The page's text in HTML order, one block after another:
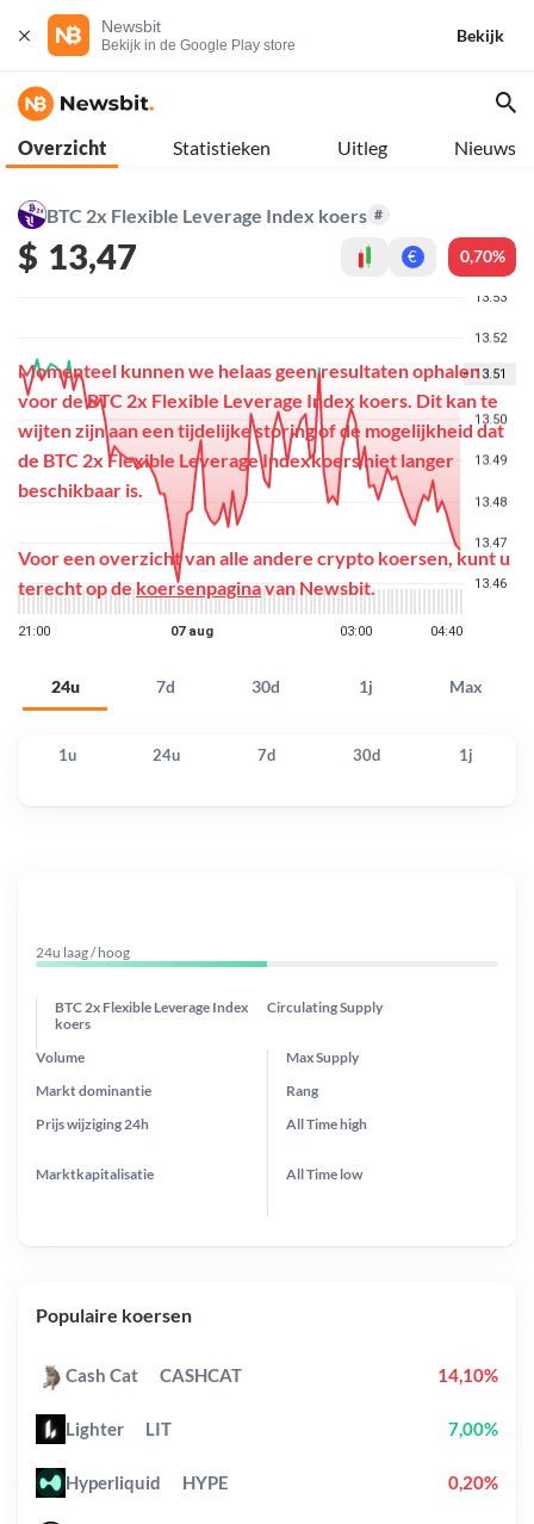
Newsbit
Bekijk in de Google Play store
Bekijk
Overzicht Statistieken Uitleg Nieuws
BTC 2x Flexible Leverage Index koers #
$ 13,47 € 0,70%
24u 7d 30d 1j Max
Momenteel kunnen we helaas geen resultaten ophalen
voor de BTC 2x Flexible Leverage Index koers. Dit kan te
wijten zijn aan een tijdelijke storing of de mogelijkheid dat
de BTC 2x Flexible Leverage Indexkoers niet langer
beschikbaar is.
Voor een overzicht van alle andere crypto koersen, kunt u
terecht op dekoersenpaginavan Newsbit.
1u 24u 7d 30d 1j
24u laag / hoog
BTC 2x Flexible Leverage Index
koers
Circulating Supply
Prijs wijziging 24h
Max Supply
Markt dominantie
Marktkapitalisatie
Volume
Rang
All Timehigh
All Time low
Populaire koersen
Cash Cat CASHCAT 14,10%
Lighter LIT 7,00%
Hyperliquid HYPE 0,20%